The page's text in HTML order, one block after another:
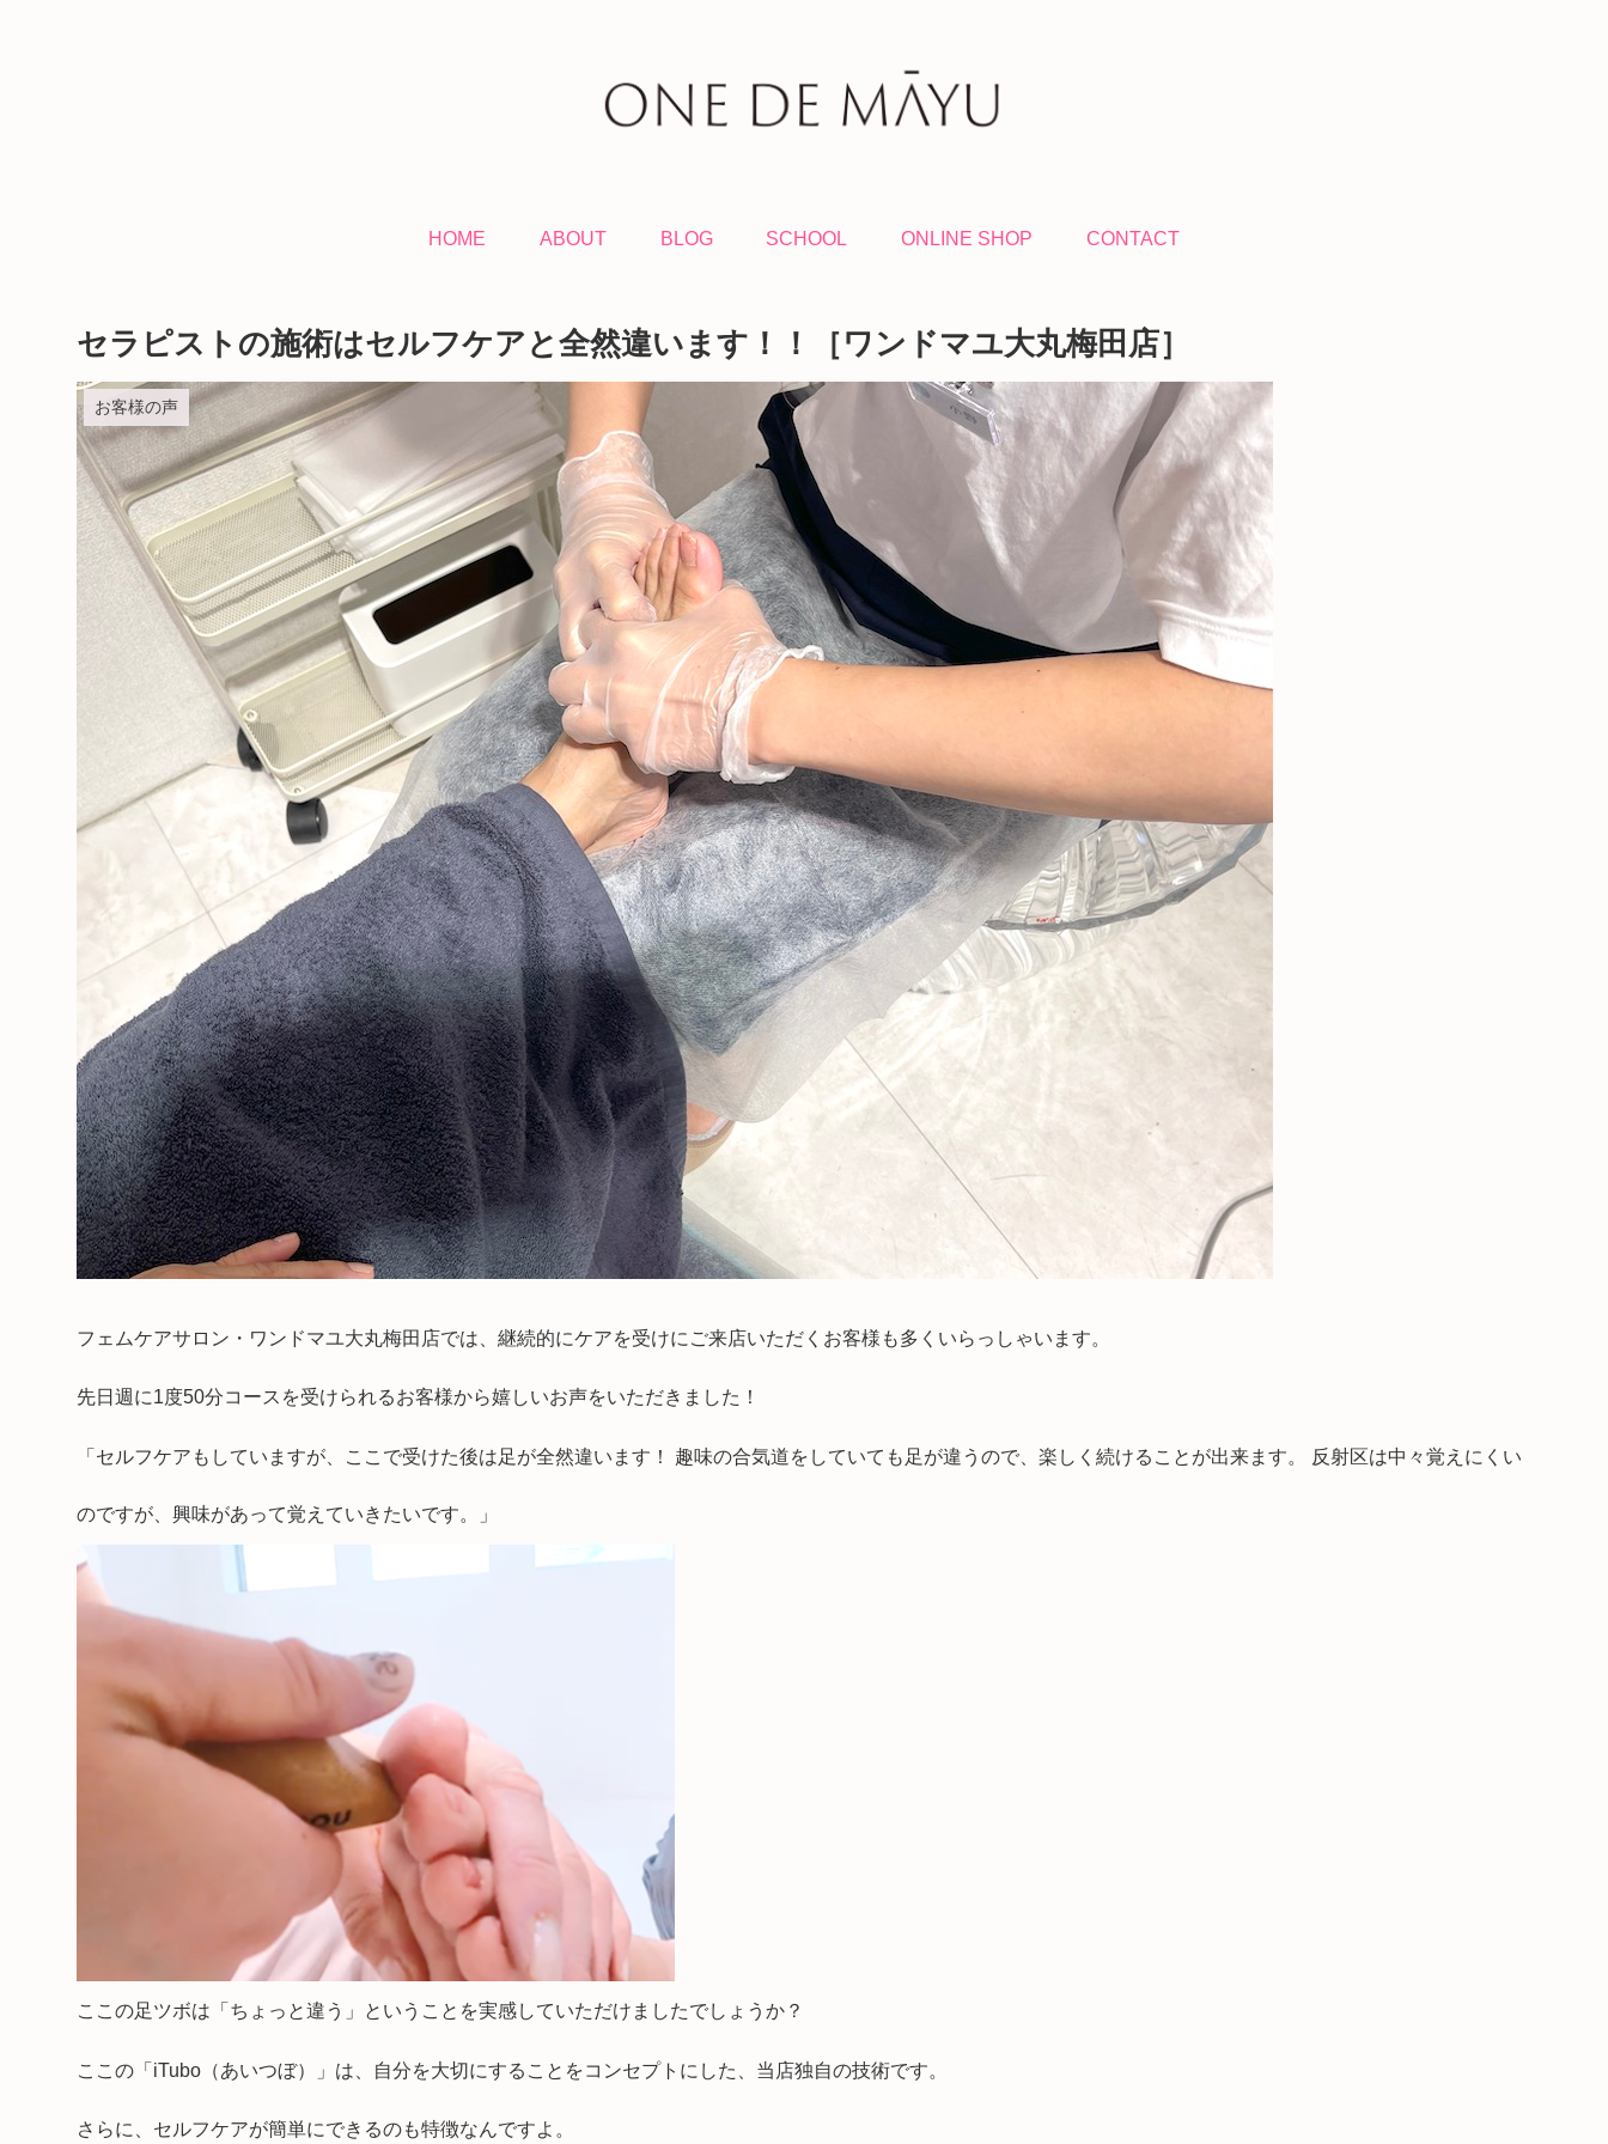
HOME ABOUT BLOG SCHOOL ONLINE SHOP CONTACT
セラピストの施術はセルフケアと全然違います！！［ワンドマユ大丸梅田店］
お客様の声
フェムケアサロン・ワンドマユ大丸梅田店では、継続的にケアを受けにご来店いただくお客様も多くいらっしゃいます。
先日週に1度50分コースを受けられるお客様から嬉しいお声をいただきました！
「セルフケアもしていますが、ここで受けた後は足が全然違います！ 趣味の合気道をしていても足が違うので、楽しく続けることが出来ます。 反射区は中々覚えにくい
のですが、興味があって覚えていきたいです。」
ここの足ツボは「ちょっと違う」ということを実感していただけましたでしょうか？
ここの「iTubo（あいつぼ）」は、自分を大切にすることをコンセプトにした、当店独自の技術です。
さらに、セルフケアが簡単にできるのも特徴なんですよ。